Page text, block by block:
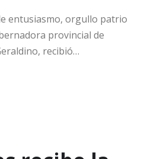
entusiasmo, orgullo patrio
provincial de
recibió…